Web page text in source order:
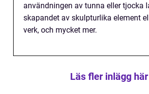
användningen av tunna eller tjocka
skapandet av skulpturlika element
verk, och mycket mer.
Läs fler inlägg här